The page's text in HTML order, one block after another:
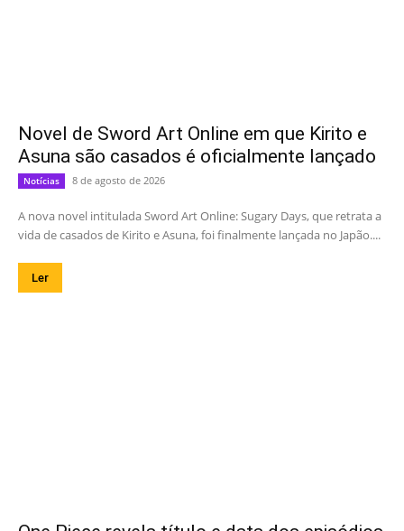
Novel de Sword Art Online em que Kirito e
Asuna são casados é oficialmente lançado
Notícias 8 de agosto de 2026
A nova novel intitulada Sword Art Online: Sugary Days, que retrata a
vida de casados de Kirito e Asuna, foi finalmente lançada no Japão....
Ler